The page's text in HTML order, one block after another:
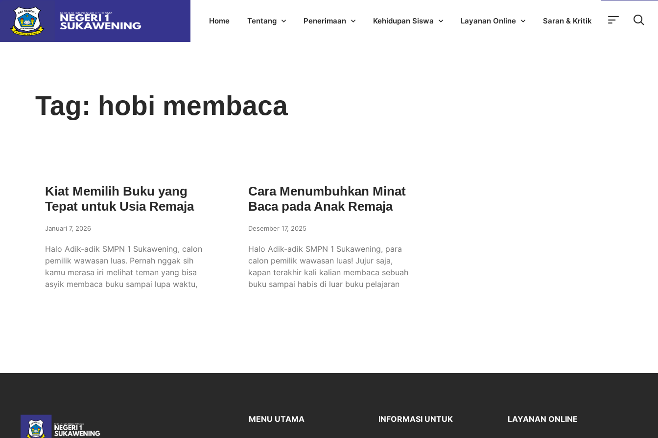
Home Tentang Penerimaan Kehidupan Siswa Layanan Online Saran & Kritik
Tag: hobi membaca
Kiat Memilih Buku yang
Tepat untuk Usia Remaja
Januari 7, 2026
Halo Adik-adik SMPN 1 Sukawening, calon
pemilik wawasan luas. Pernah nggak sih
kamu merasa iri melihat teman yang bisa
asyik membaca buku sampai lupa waktu,
Cara Menumbuhkan Minat
Baca pada Anak Remaja
Desember 17, 2025
Halo Adik-adik SMPN 1 Sukawening, para
calon pemilik wawasan luas! Jujur saja,
kapan terakhir kali kalian membaca sebuah
buku sampai habis di luar buku pelajaran
MENU UTAMA INFORMASI UNTUK LAYANAN ONLINE